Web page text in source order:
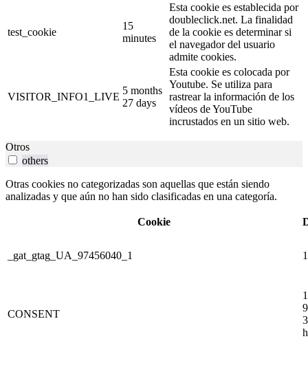
test_cookie
15
minutes
Esta cookie es establecida por
doubleclick.net. La finalidad
de la cookie es determinar si
el navegador del usuario
admite cookies.
VISITOR_INFO1_LIVE
5 months
27 days
Esta cookie es colocada por
Youtube. Se utiliza para
rastrear la información de los
vídeos de YouTube
incrustados en un sitio web.
Otros
others
Otras cookies no categorizadas son aquellas que están siendo
analizadas y que aún no han sido clasificadas en una categoría.
Cookie
_gat_gtag_UA_97456040_1
CONSENT